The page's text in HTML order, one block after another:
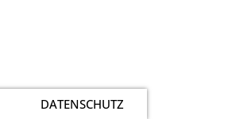
DATENSCHUTZ